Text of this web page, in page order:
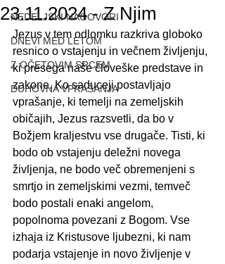
NEDELJSKI NAGOVORI
DNEVI MED LETOM
Z OČETOVIM SRCEM
DUHOVNA VPRAŠANJA
23.11.2024 - Z Njim
Jezus v tem odlomku razkriva globoko
resnico o vstajenju in večnem življenju,
ki presega naše človeške predstave in
zakone. Ko saduceji postavljajo
vprašanje, ki temelji na zemeljskih
običajih, Jezus razsvetli, da bo v
Božjem kraljestvu vse drugače. Tisti, ki
bodo ob vstajenju deležni novega
življenja, ne bodo več obremenjeni s
smrtjo in zemeljskimi vezmi, temveč
bodo postali enaki angelom,
popolnoma povezani z Bogom. Vse
izhaja iz Kristusove ljubezni, ki nam
podarja vstajenje in novo življenje v